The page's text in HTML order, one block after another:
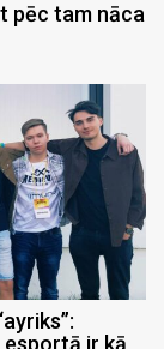
pēc tam nāca
esportā ir kā